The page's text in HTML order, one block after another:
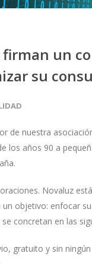
un
su
de nuestra
los años 90 a
Novaluz
un objetivo: enfocar
concretan en las
gratuito y sin